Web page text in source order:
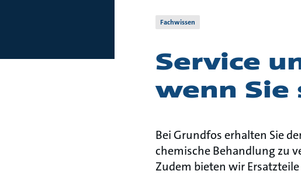
Fachwissen
Service
wenn Sie
Bei Grundfos erhalten Sie
chemische Behandlung zu
Zudem bieten wir